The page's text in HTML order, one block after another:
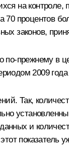
на
70 процентов
законов,
по‑прежнему
2009
Так,
и
показатель